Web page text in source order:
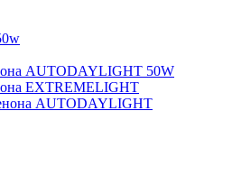
AUTODAYLIGHT 50W
EXTREMELIGHT
AUTODAYLIGHT